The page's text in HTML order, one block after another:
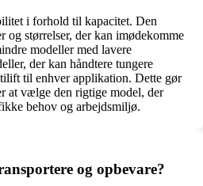
i forhold til kapacitet. Den
og størrelser, der kan imødekomme
modeller med lavere
der kan håndtere tungere
til enhver applikation. Dette gør
at vælge den rigtige model, der
behov og arbejdsmiljø.
og opbevare?